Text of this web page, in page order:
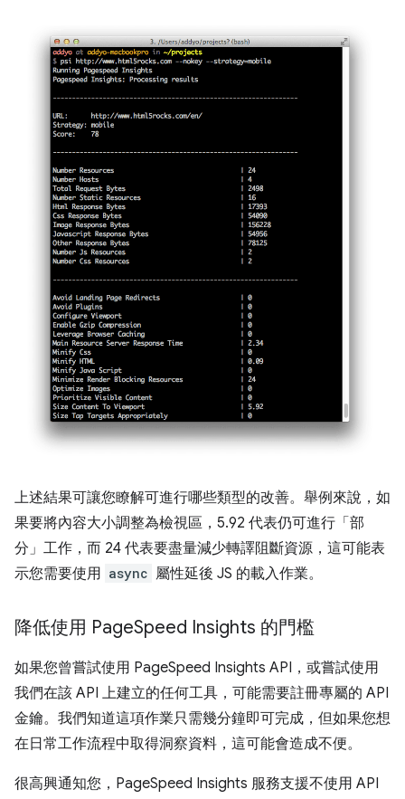
上述結果可讓您瞭解可進行哪些類型的改善。舉例來說，如
果要將內容大小調整為檢視區，5.92 代表仍可進行「部
分」工作，而 24 代表要盡量減少轉譯阻斷資源，這可能表
示您需要使用 async 屬性延後 JS 的載入作業。
降低使用 PageSpeed Insights 的門檻
如果您曾嘗試使用 PageSpeed Insights API，或嘗試使用
我們在該 API 上建立的任何工具，可能需要註冊專屬的 API
金鑰。我們知道這項作業只需幾分鐘即可完成，但如果您想
在日常工作流程中取得洞察資料，這可能會造成不便。
很高興通知您，PageSpeed Insights 服務支援不使用 API